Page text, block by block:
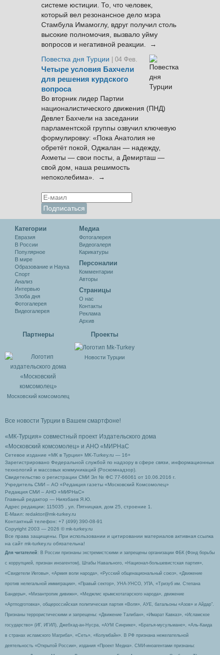
системе юстиции. То, что человек,
который вел резонансное дело мэра
Стамбула Имамоглу, вдруг получил столь
высокие полномочия, вызвало уйму
вопросов и негативной реакции. →
Повестка дня Турции
| 04 Фев.
Четыре условия Бахчели
для решения курдского
вопроса
Во вторник лидер Партии
националистического движения (ПНД)
Девлет Бахчели на заседании
парламентской группы озвучил ключевую
формулировку: «Пока Анатолия не
обретёт покой, Оджалан — надежду,
Ахметы — свои посты, а Демирташ —
свой дом, наша решимость
непоколебима». →
Категории
Евразия
В России
Популярное
В мире
Образование и Наука
Спорт
Анализ
Интервью
Злоба дня
Фотогалерея
Видеогалерея
Медиа
Фотогалерея
Видеогалеря
Карикатуры
Персоналии
Комментарии
Авторы
Cтраницы
О нас
Контакты
Реклама
Архив
Партнеры
Московский комсомолец
Проекты
Новости Турции
Все новости Турции в Вашем смартфоне!
«МК-Турция» совместный проект Издательского дома
«Московский комсомолец» и АНО «МИРНаС
Сетевое издание «МК в Турции» MK-Turkey.ru — 16+
Зарегистрировано Федеральной службой по надзору в сфере связи, информационных
технологий и массовых коммуникаций (Роскомнадзор).
Свидетельство о регистрации СМИ Эл № ФС 77-66061 от 10.06.2016 г.
Учредитель СМИ – АО «Редакция газеты «Московский Комсомолец»
Редакция СМИ – АНО «МИРНаС»
Главный редактор — Ниязбаев Я.Ю.
Адрес редакции: 115035 , ул. Пятницкая, дом 25, строение 1.
Е-Маил: redaktor@mk-turkey.ru
Контактный телефон: +7 (499) 390-08-91
Copyright 2003 — 2026 © mk-turkey.ru
Все права защищены. При использовании и цитировании материалов активная ссылка
на сайт mk-turkey.ru обязательна!
Для читателей : В России признаны экстремистскими и запрещены организации ФБК (Фонд борьбы
с коррупцией, признан иноагентом), Штабы Навального, «Национал-большевистская партия»,
«Свидетели Иеговы», «Армия воли народа», «Русский общенациональный союз», «Движение
против нелегальной иммиграции», «Правый сектор», УНА-УНСО, УПА, «Тризуб им. Степана
Бандеры», «Мизантропик дивижн», «Меджлис крымскотатарского народа», движение
«Артподготовка», общероссийская политическая партия «Воля», АУЕ, батальоны «Азов» и Айдар″.
Признаны террористическими и запрещены: «Движение Талибан», «Имарат Кавказ», «Исламское
государство» (ИГ, ИГИЛ), Джебхад-ан-Нусра, «АУМ Синрике», «Братья-мусульмане», «Аль-Каида
в странах исламского Магриба», «Сеть», «Колумбайн». В РФ признана нежелательной
деятельность «Открытой России», издания «Проект Медиа». СМИ-иноагентами признаны: